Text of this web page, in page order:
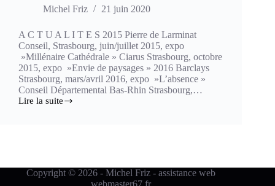
Michel Friz
21 juin 2020
A C T U A L I T E S 2015 Pierre de Larminat
Conseil, Strasbourg, juin/juillet 2015, expo
»Millénaire Cathédrale » Ciarus Strasbourg, octobre
2015, expo »Envie de paysages » 2016 Barclays
Strasbourg, mars/avril 2016, expo »L’absence »
Conseil Départemental Bas-Rhin Strasbourg,…
Lire la suite
ACTUALITES
Copyright © 2026 - Michel Friz - assistance web